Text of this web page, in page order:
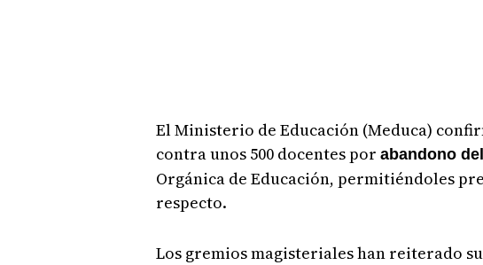
El Ministerio de Educación (Meduca)
contra unos 500 docentes por abandono
Orgánica de Educación, permitiéndoles
respecto.
Los gremios magisteriales han reiterado